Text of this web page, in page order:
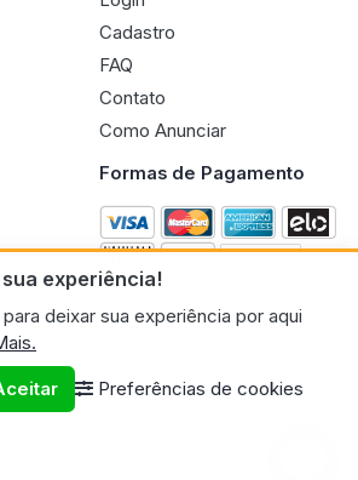
experiência!
deixar sua experiência por aqui
Preferências de cookies
Cadastro
FAQ
Contato
Como Anunciar
Formas de Pagamento
17 - GERAL GEEK PORTAL ELETRONICO